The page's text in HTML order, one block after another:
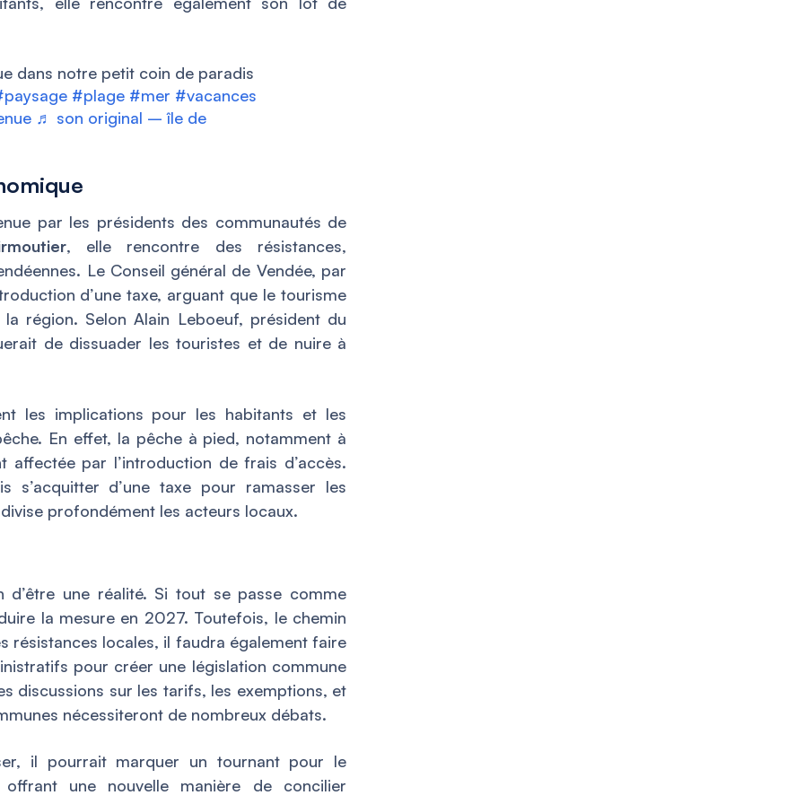
dans notre petit coin de paradis
#plage #mer #vacances
♬ son original – île de
par les présidents des communautés de
, elle rencontre des résistances,
Le Conseil général de Vendée, par
d’une taxe, arguant que le tourisme
région. Selon Alain Leboeuf, président du
de dissuader les touristes et de nuire à
les implications pour les habitants et les
En effet, la pêche à pied, notamment à
par l’introduction de frais d’accès.
s’acquitter d’une taxe pour ramasser les
profondément les acteurs locaux.
une réalité. Si tout se passe comme
la mesure en 2027. Toutefois, le chemin
résistances locales, il faudra également faire
pour créer une législation commune
discussions sur les tarifs, les exemptions, et
nécessiteront de nombreux débats.
il pourrait marquer un tournant pour le
une nouvelle manière de concilier